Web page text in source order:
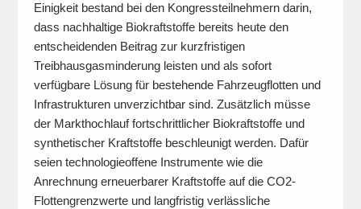
Einigkeit bestand bei den Kongressteilnehmern darin,
dass nachhaltige Biokraftstoffe bereits heute den
entscheidenden Beitrag zur kurzfristigen
Treibhausgasminderung leisten und als sofort
verfügbare Lösung für bestehende Fahrzeugflotten und
Infrastrukturen unverzichtbar sind. Zusätzlich müsse
der Markthochlauf fortschrittlicher Biokraftstoffe und
synthetischer Kraftstoffe beschleunigt werden. Dafür
seien technologieoffene Instrumente wie die
Anrechnung erneuerbarer Kraftstoffe auf die CO2-
Flottengrenzwerte und langfristig verlässliche